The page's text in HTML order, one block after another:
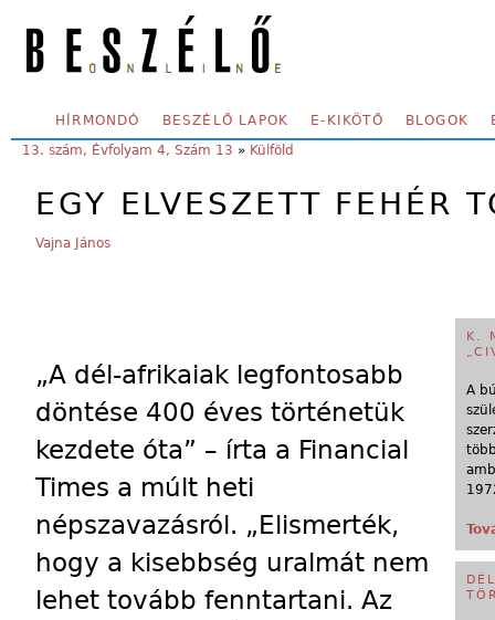
SECONDARY MENU
HÍRMONDÓ BESZÉLŐ LAPOK E-KIKÖTŐ BLOGOK
YOU ARE HERE:
13. szám, Évfolyam 4, Szám 13 » Külföld
EGY ELVESZETT FEHÉR
Vajna János
K.
A
„A dél-afrikaiak legfontosabb
döntése 400 éves történetük
kezdete óta” – írta a Financial
Times a múlt heti
népszavazásról. „Elismerték,
hogy a kisebbség uralmát nem
lehet tovább fenntartani. Az